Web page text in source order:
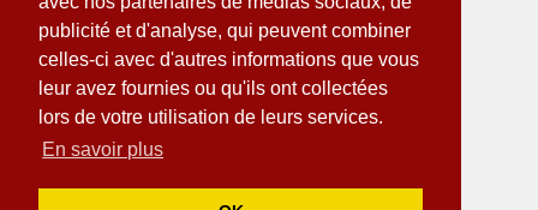
publicité et d'analyse, qui peuvent combiner
celles-ci avec d'autres informations que vous
leur avez fournies ou qu'ils ont collectées
lors de votre utilisation de leurs services.
En savoir plus